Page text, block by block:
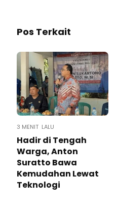
Pos Terkait
3 MENIT LALU
Hadir di Tengah
Warga, Anton
Suratto Bawa
Kemudahan Lewat
Teknologi ​